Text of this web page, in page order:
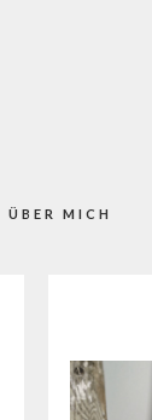
ÜBER MICH